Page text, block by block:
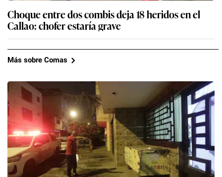
Choque entre dos combis deja 18 heridos en el
Callao: chofer estaría grave
Más sobre Comas